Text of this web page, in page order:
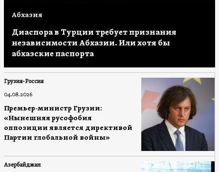
Абхазия
Диаспора в Турции требует признания
независимости Абхазии. Или хотя бы
абхазские паспорта
Грузия-Россия
04.08.2026
Премьер-министр Грузии:
«Нынешняя русофобия
оппозиции является директивой
Партии глобальной войны»
Азербайджан